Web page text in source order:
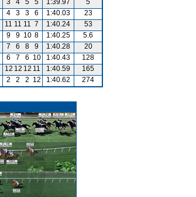
3 4 5 5 1:39.97
5
4 3 3 6 1:40.03
23
11 11 11 7 1:40.24
53
9 9 10 8 1:40.25
5.6
7 6 8 9 1:40.28
20
6 7 6 10 1:40.43
128
12 12 12 11 1:40.59
165
2 2 2 12 1:40.62 274